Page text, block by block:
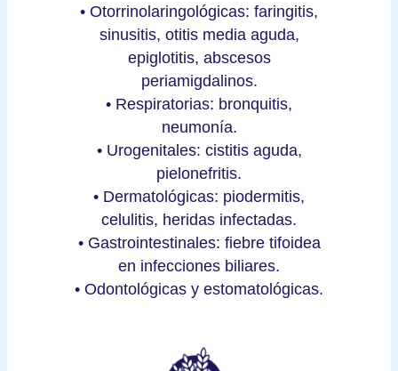
• Otorrinolaringológicas: faringitis,
sinusitis, otitis media aguda,
epiglotitis, abscesos
periamigdalinos.
• Respiratorias: bronquitis,
neumonía.
• Urogenitales: cistitis aguda,
pielonefritis.
• Dermatológicas: piodermitis,
celulitis, heridas infectadas.
• Gastrointestinales: fiebre tifoidea
en infecciones biliares.
• Odontológicas y estomatológicas.